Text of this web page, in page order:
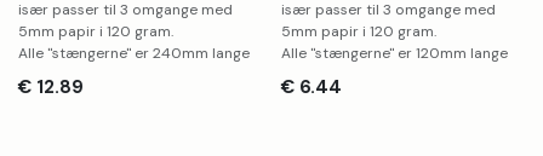
især passer til 3 omgange med
5mm papir i 120 gram.
Alle "stængerne" er 240mm lange
€ 12.89
især passer til 3 omgange med
5mm papir i 120 gram.
Alle "stængerne" er 120mm lange
€ 6.44